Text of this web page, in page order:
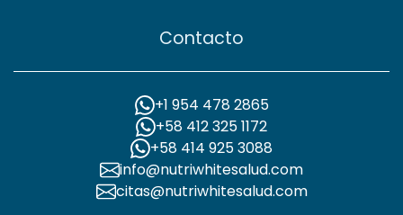
Contacto
+1 954 478 2865
+58 412 325 1172
+58 414 925 3088
info@nutriwhitesalud.com
citas@nutriwhitesalud.com